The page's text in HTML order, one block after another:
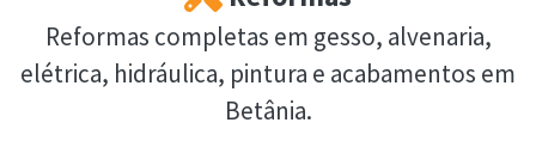
Reformas completas em gesso, alvenaria,
elétrica, hidráulica, pintura e acabamentos em
Betânia.